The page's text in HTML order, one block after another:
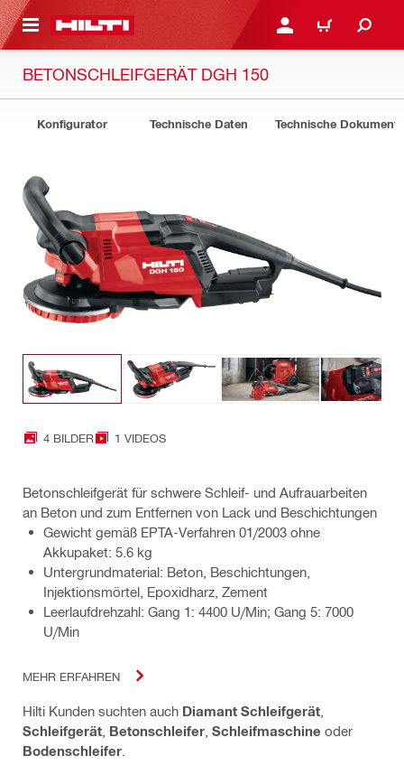
ANMELDEN ODER
WARENKORB
BETONSCHLEIFGERÄT DGH 150
Konfigurator Technische Daten Technische Dokumente
4 BILDER 1 VIDEOS
Betonschleifgerät für schwere Schleif- und Aufrauarbeiten
an Beton und zum Entfernen von Lack und Beschichtungen
Gewicht gemäß EPTA-Verfahren 01/2003 ohne
Akkupaket: 5.6 kg
Untergrundmaterial: Beton, Beschichtungen,
Injektionsmörtel, Epoxidharz, Zement
Leerlaufdrehzahl: Gang 1: 4400 U/Min; Gang 5: 7000
U/Min
MEHR ERFAHREN
Hilti Kunden suchten auch Diamant Schleifgerät
Schleifgerät Betonschleifer Schleifmaschine oder
Bodenschleifer